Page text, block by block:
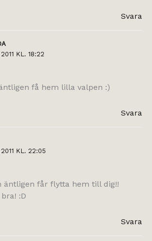
Svara
KL. 18:22
få hem lilla valpen :)
Svara
KL. 22:05
äntligen får flytta hem till dig!!
:D
Svara